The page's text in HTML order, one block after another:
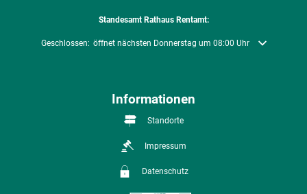
Standesamt Rathaus Rentamt:
Klicken, um weitere Öffnungs- oder Schließzeiten auszublenden
Geschlossen: öffnet nächsten Donnerstag um 08:00 Uhr
Informationen
Standorte
Impressum
Datenschutz